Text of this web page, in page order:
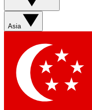
Asia